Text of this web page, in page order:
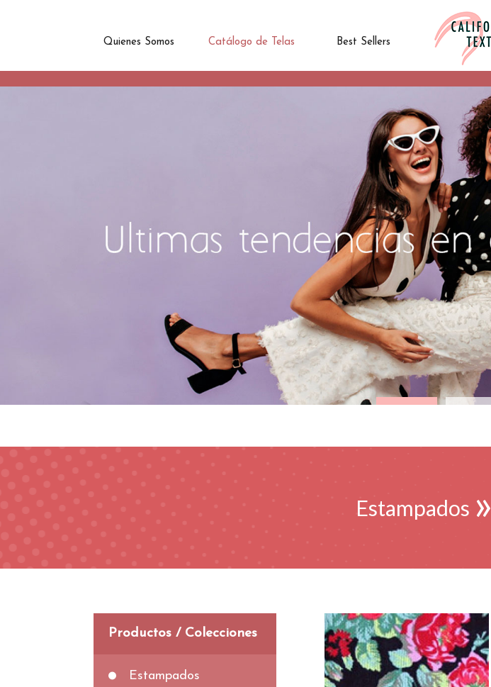
Quienes Somos Catálogo de Telas Best Sellers
Estampados »
Productos / Colecciones
Estampados